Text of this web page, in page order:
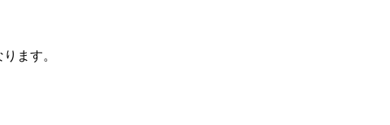
ます。